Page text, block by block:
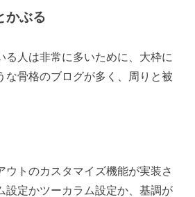
かぶる
る人は非常に多いために、大枠に
な骨格のブログが多く、周りと被
ウトのカスタマイズ機能が実装さ
設定かツーカラム設定か、基調が